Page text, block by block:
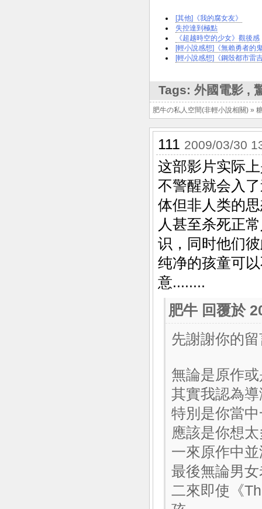
[其他]《我的腐女友》
失控達到極點
《超越時空的少女》觀後感
[輕小說感想]《無賴勇者的
[輕小說感想]《鋼殼都市雷
Tags: 外國電影 ,
肥牛の私人空間(非輕小說相關) »
111 2009/03/30
这部影片实际
不警醒就会入
体但非人类的
人甚至杀死正
识，同时他们
纯净的孩童可
意........
肥牛 回覆於
先謝謝你的
無論是原作
其實我認為
特別是你當
應該是你想
一來原作中
最後無論男
二來即使《